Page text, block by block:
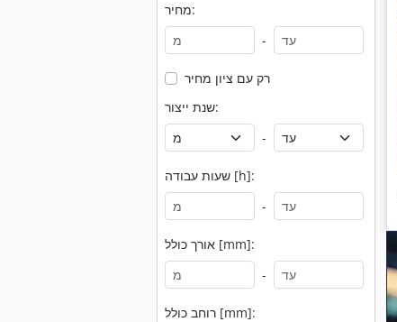
מחיר:
-
רק עם ציון מחיר
שנת ייצור:
-
שעות עבודה [h]:
-
אורך כולל [mm]:
-
רוחב כולל [mm]: